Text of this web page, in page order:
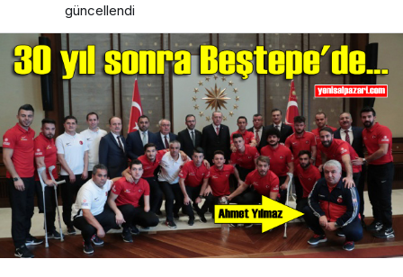
güncellendi